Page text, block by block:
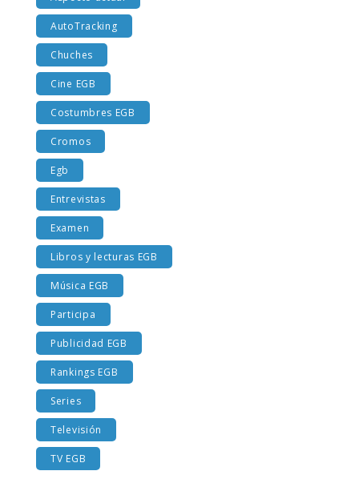
Aspecto actual
AutoTracking
Chuches
Cine EGB
Costumbres EGB
Cromos
Egb
Entrevistas
Examen
Libros y lecturas EGB
Música EGB
Participa
Publicidad EGB
Rankings EGB
Series
Televisión
TV EGB